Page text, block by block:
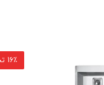
16٪ تخفیف